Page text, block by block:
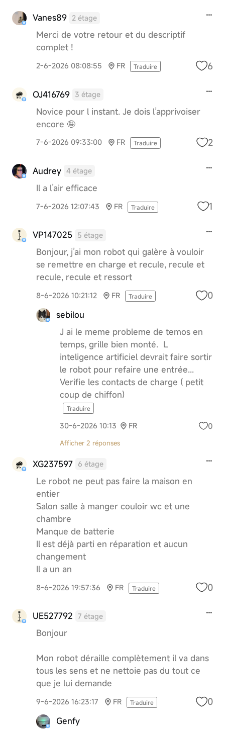
Vanes89 2 étage
Merci de votre retour et du descriptif
complet !
2-6-2026 08:08:55 FR Traduire 6
OJ416769 3 étage
Novice pour l instant. Je dois l’apprivoiser
encore 🤪
7-6-2026 09:33:00 FR Traduire 2
Audrey 4 étage
Il a l’air efficace
7-6-2026 12:07:43 FR Traduire 1
VP147025 5 étage
Bonjour, j’ai mon robot qui galère à vouloir
se remettre en charge et recule, recule et
recule, recule et ressort
8-6-2026 10:21:12 FR Traduire 0
sebilou
J ai le meme probleme de temos en
temps, grille bien monté. L
inteligence artificiel devrait faire sortir
le robot pour refaire une entrée...
Verifie les contacts de charge ( petit
coup de chiffon)
Traduire
30-6-2026 10:13 FR 0
Afficher 2 réponses
XG237597 6 étage
Le robot ne peut pas faire la maison en
entier
Salon salle à manger couloir wc et une
chambre
Manque de batterie
Il est déjà parti en réparation et aucun
changement
Il a un an
8-6-2026 19:57:36 FR Traduire 0
UE527792 7 étage
Bonjour
Mon robot déraille complètement il va dans
tous les sens et ne nettoie pas du tout ce
que je lui demande
9-6-2026 16:23:17 FR Traduire 0
Genfy